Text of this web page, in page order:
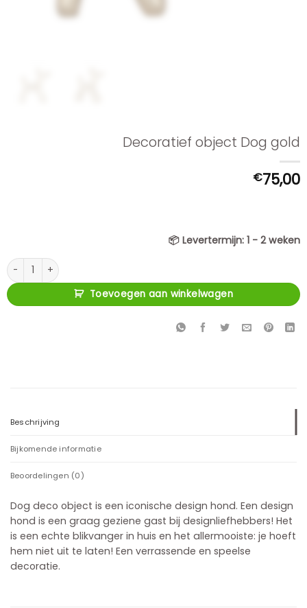
Decoratief object Dog gold
€75,00
📦 Levertermijn: 1 - 2 weken
Decoratief object Dog gold aantal
Toevoegen aan winkelwagen
Beschrijving
Bijkomende informatie
Beoordelingen (0)
Dog deco object is een iconische design hond. Een design
hond is een graag geziene gast bij designliefhebbers! Het
is een echte blikvanger in huis en het allermooiste: je hoeft
hem niet uit te laten! Een verrassende en speelse
decoratie.